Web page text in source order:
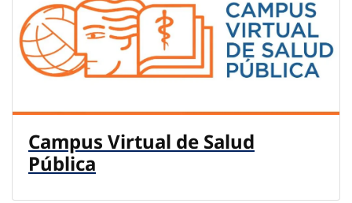
Campus Virtual de Salud
Pública